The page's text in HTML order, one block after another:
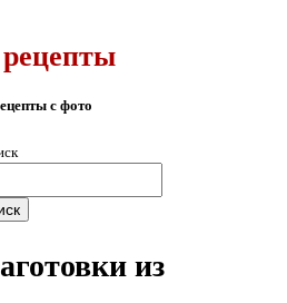
с фото
из